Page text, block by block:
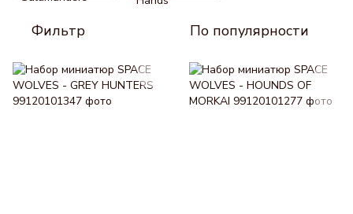
Фильтр По популярности